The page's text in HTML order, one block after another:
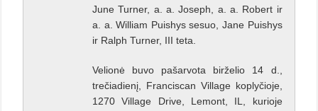
June Turner, a. a. Joseph, a. a. Robert ir
a. a. William Puishys sesuo, Jane Puishys
ir Ralph Turner, III teta.
Velionė buvo pašarvota birželio 14 d.,
trečiadienį, Franciscan Village koplyčioje,
1270 Village Drive, Lemont, IL, kurioje